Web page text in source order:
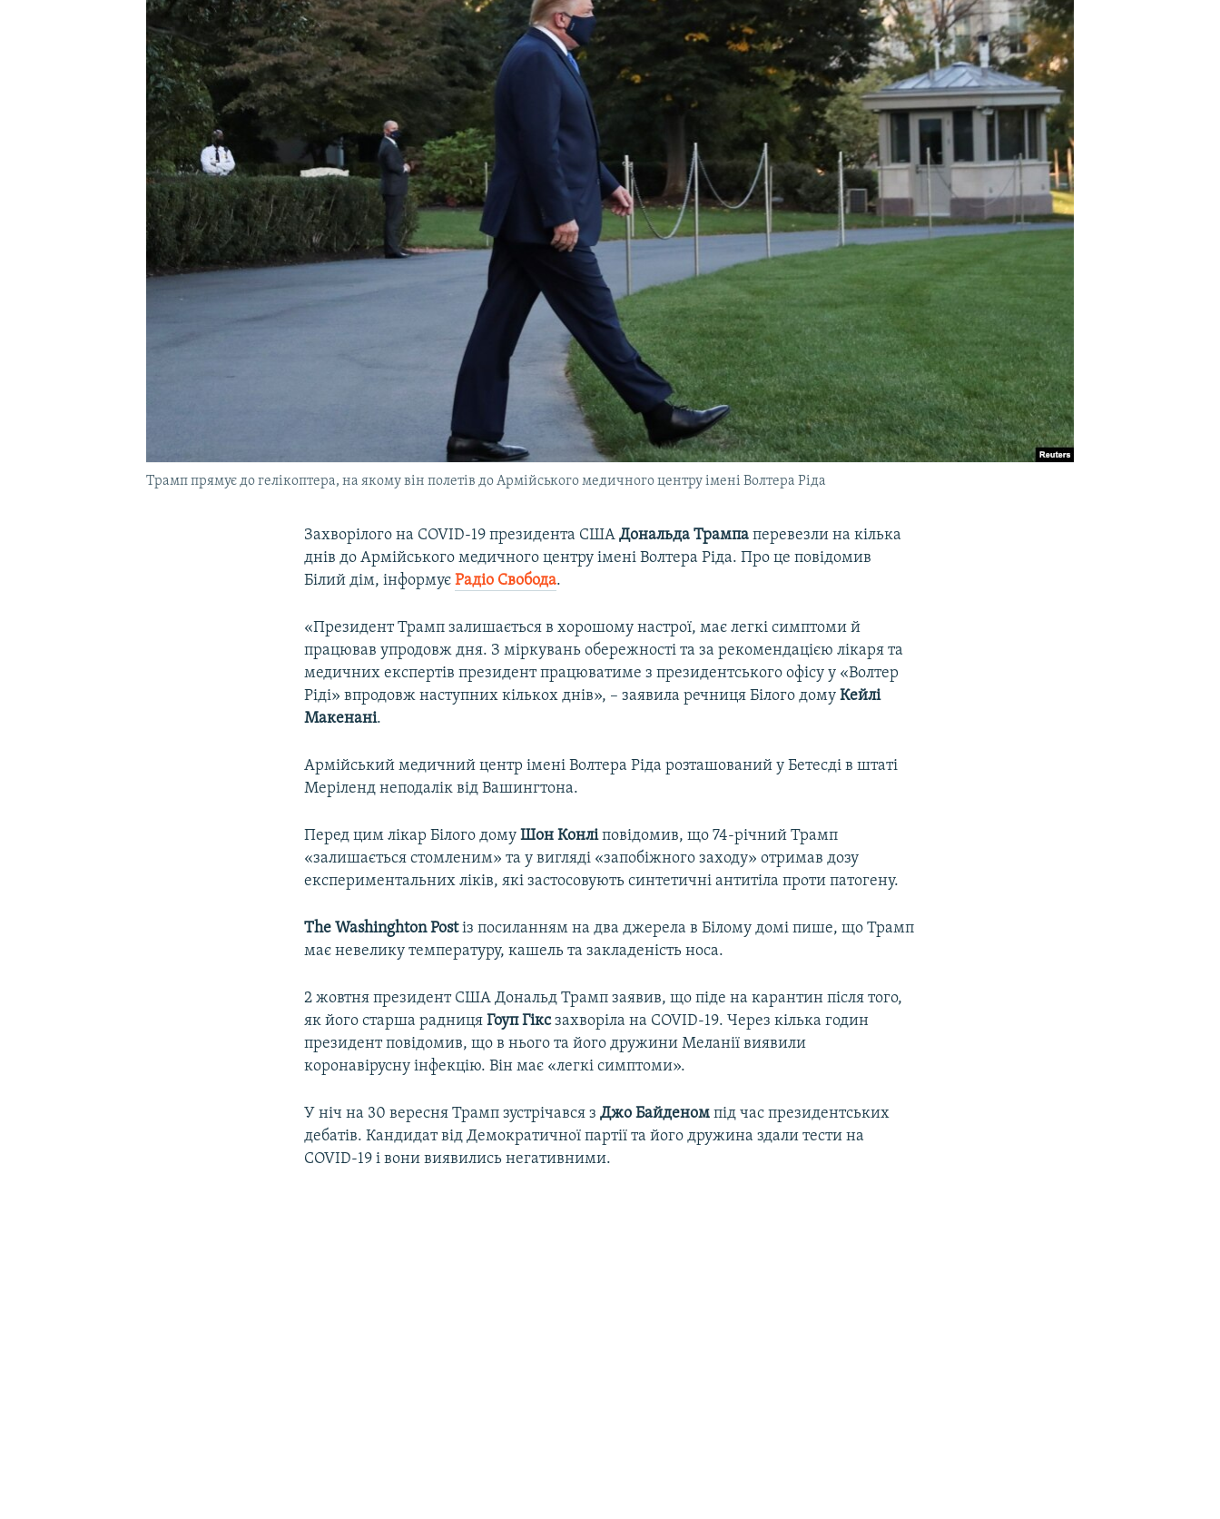
УКРАЇНСЬКА ПРОБЛЕМА КРИМУ
Трамп прямує до гелікоптера, на якому він полетів до Армійського медичного центру імені Волтера Ріда
Захворілого на COVID-19 президента СШАДональда Трампа перевезли на кілька
днів до Армійського медичного центру імені Волтера Ріда. Про це повідомив
Білий дім, інформуєРадіо Свобода.
«Президент Трамп залишається в хорошому настрої, має легкі симптоми й
працював упродовж дня. З міркувань обережності та за рекомендацією лікаря та
медичних експертів президент працюватиме з президентського офісу у «Волтер
Ріді» впродовж наступних кількох днів», – заявила речниця Білого домуКейлі
Макенані.
Армійський медичний центр імені Волтера Ріда розташований у Бетесді в штаті
Меріленд неподалік від Вашингтона.
Перед цим лікар Білого домуШон Конліповідомив, що 74-річний Трамп
«залишається стомленим» та у вигляді «запобіжного заходу» отримав дозу
експериментальних ліків, які застосовують синтетичні антитіла проти патогену.
The Washinghton Postіз посиланням на два джерела в Білому домі пише, що Трамп
має невелику температуру, кашель та закладеність носа.
2 жовтня президент США Дональд Трамп заявив, що піде на карантин після того,
як його старша радницяГоуп Гіксзахворіла на COVID-19. Через кілька годин
президент повідомив, що в нього та його дружини Меланії виявили
коронавірусну інфекцію. Він має «легкі симптоми».
У ніч на 30 вересня Трамп зустрічався зДжо Байденом під час президентських
дебатів. Кандидат від Демократичної партії та його дружина здали тести на
COVID-19 і вони виявились негативними.